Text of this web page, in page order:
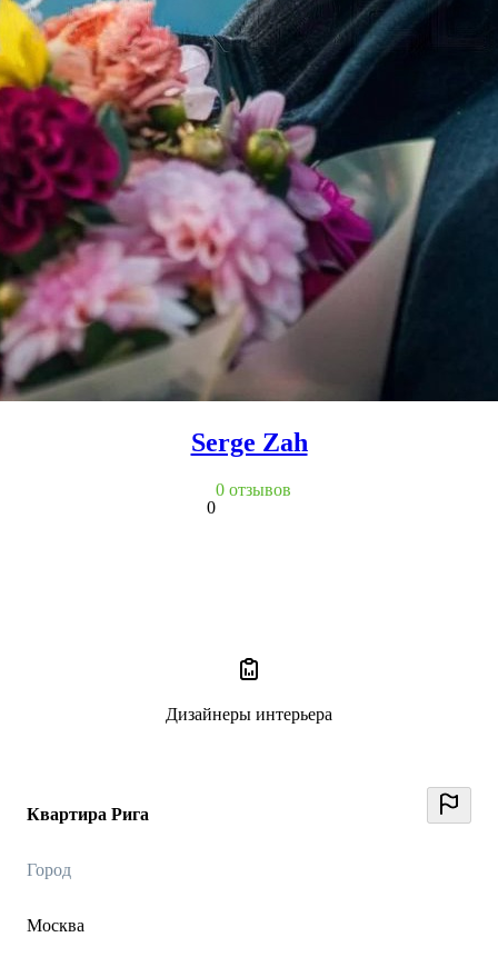
Квартира Рига
Город
Москва
Serge Zah
0
0 отзывов
Дизайнеры интерьера